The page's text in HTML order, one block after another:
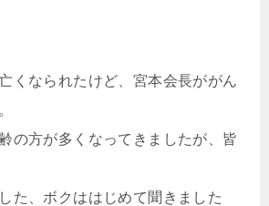
くなられたけど、宮本会長ががん
の方が多くなってきましたが、皆
た、ボクははじめて聞きました